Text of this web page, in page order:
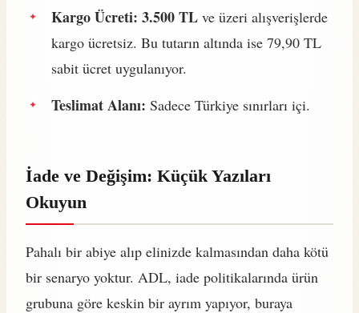
Kargo Ücreti: 3.500 TL ve üzeri alışverişlerde
kargo ücretsiz. Bu tutarın altında ise 79,90 TL
sabit ücret uygulanıyor.
Teslimat Alanı: Sadece Türkiye sınırları içi.
İade ve Değişim: Küçük Yazıları
Okuyun
Pahalı bir abiye alıp elinizde kalmasından daha kötü
bir senaryo yoktur. ADL, iade politikalarında ürün
grubuna göre keskin bir ayrım yapıyor, buraya